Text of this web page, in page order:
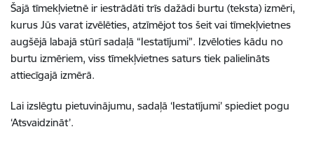
Šajā tīmekļvietnē ir iestrādāti trīs dažādi burtu (teksta) izmēri,
kurus Jūs varat izvēlēties, atzīmējot tos šeit vai tīmekļvietnes
augšējā labajā stūrī sadaļā “Iestatījumi”. Izvēloties kādu no
burtu izmēriem, viss tīmekļvietnes saturs tiek palielināts
attiecīgajā izmērā.
Lai izslēgtu pietuvinājumu, sadaļā ‘Iestatījumi’ spiediet pogu
‘Atsvaidzināt’.